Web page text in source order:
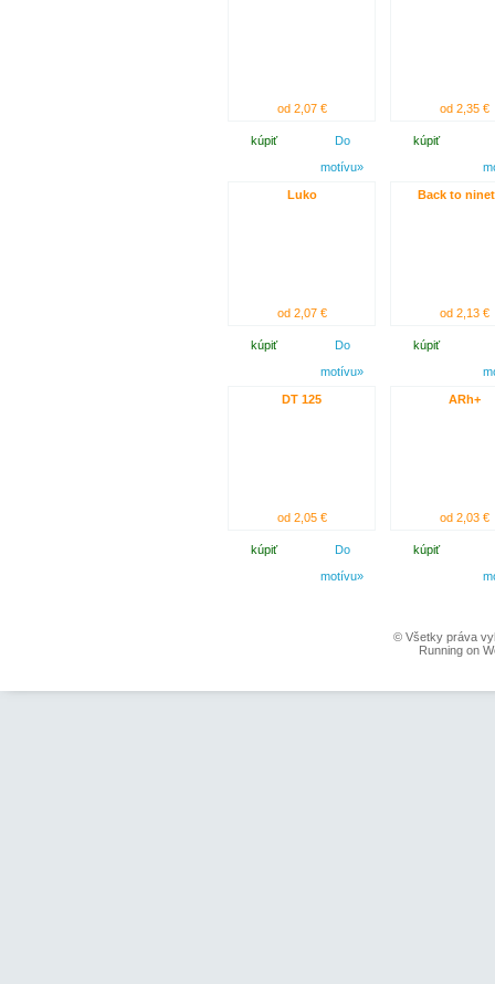
od 2,07 €
kúpiť
Do
motívu»
od 2,35 €
kúpiť
Luko
od 2,07 €
kúpiť
Do
motívu»
Back to
od 2,13 €
kúpiť
DT 125
od 2,05 €
kúpiť
Do
motívu»
ARh+
od 2,03 €
kúpiť
© Všetky práva
Running on